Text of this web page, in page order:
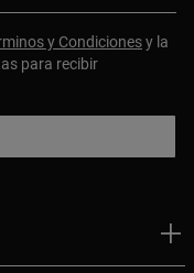
y Condicionesy la
para recibir